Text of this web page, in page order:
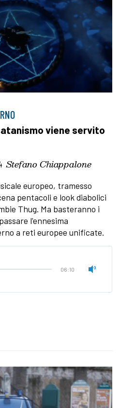
viene servito
Stefano Chiappalone
europeo, tramesso
pentacoli e look diabolici
Thug. Ma basteranno i
l'ennesima
a reti europee unificate.
06:10